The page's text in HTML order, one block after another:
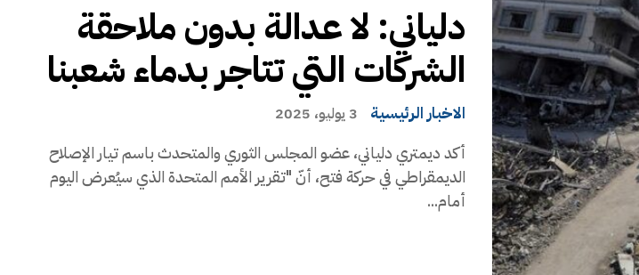
دلياني: لا عدالة بدون ملاحقة
الشركات التي تتاجر بدماء شعبنا
الاخبار الرئيسية 3 يوليو، 2025
أكد ديمتري دلياني، عضو المجلس الثوري والمتحدث باسم تيار الإصلاح
الديمقراطي في حركة فتح، أنّ "تقرير الأمم المتحدة الذي سيُعرض اليوم
أمام...